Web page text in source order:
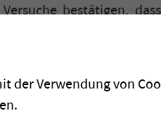
bestätigen,
schnell ist (<2 Min.),
SPAK um 25% höher ist
zum Einsatz
der Verwendung von